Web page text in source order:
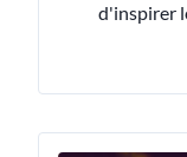
d'inspirer